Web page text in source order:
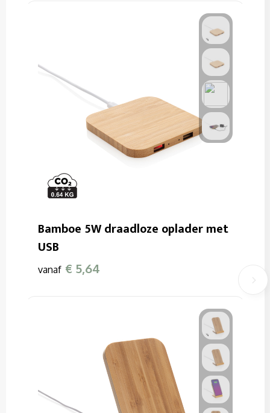
Bamboe 5W draadloze oplader met
USB
vanaf € 5,64